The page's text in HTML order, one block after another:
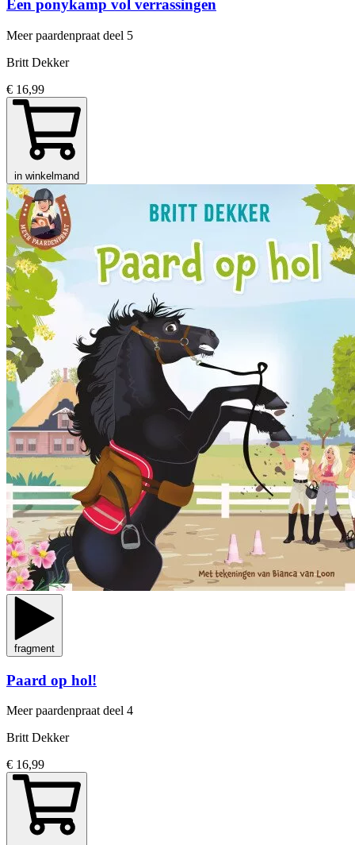
Een ponykamp vol verrassingen
Meer paardenpraat deel 5
Britt Dekker
€ 16,99
in winkelmand
fragment
Paard op hol!
Meer paardenpraat deel 4
Britt Dekker
€ 16,99